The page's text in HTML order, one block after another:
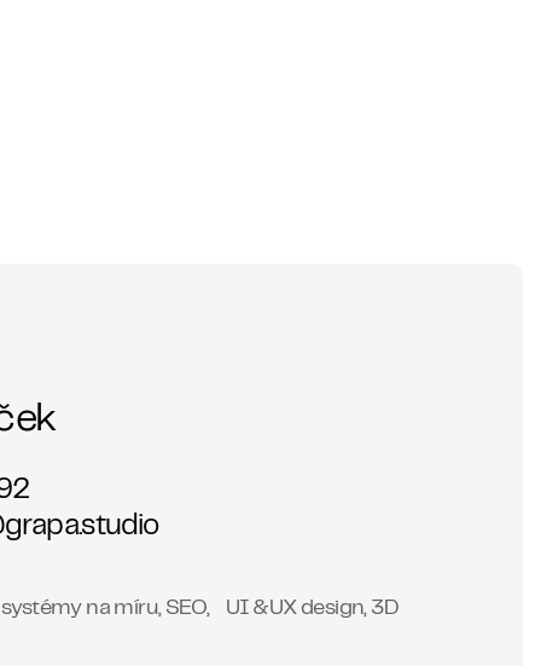
na míru, SEO, UI &UX design, 3D